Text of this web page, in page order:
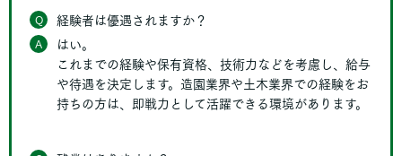
Q 経験者は優遇されますか？
A
はい。
これまでの経験や保有資格、技術力などを考慮し、給与
や待遇を決定します。造園業界や土木業界での経験をお
持ちの方は、即戦力として活躍できる環境があります。